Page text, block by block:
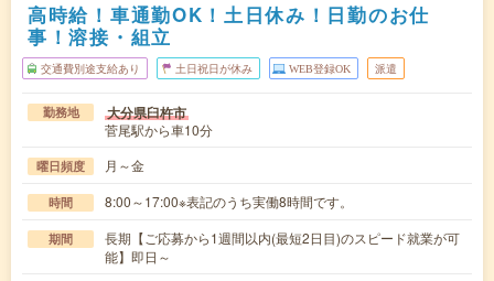
高時給！車通勤OK！土日休み！日勤のお仕
事！溶接・組立
交通費別途支給あり 土日祝日が休み WEB登録OK 派遣
勤務地 大分県臼杵市
菅尾駅から車10分
曜日頻度 月～金
時間 8:00～17:00※表記のうち実働8時間です。
期間
長期【ご応募から1週間以内(最短2日目)のスピード就業が可
能】即日～